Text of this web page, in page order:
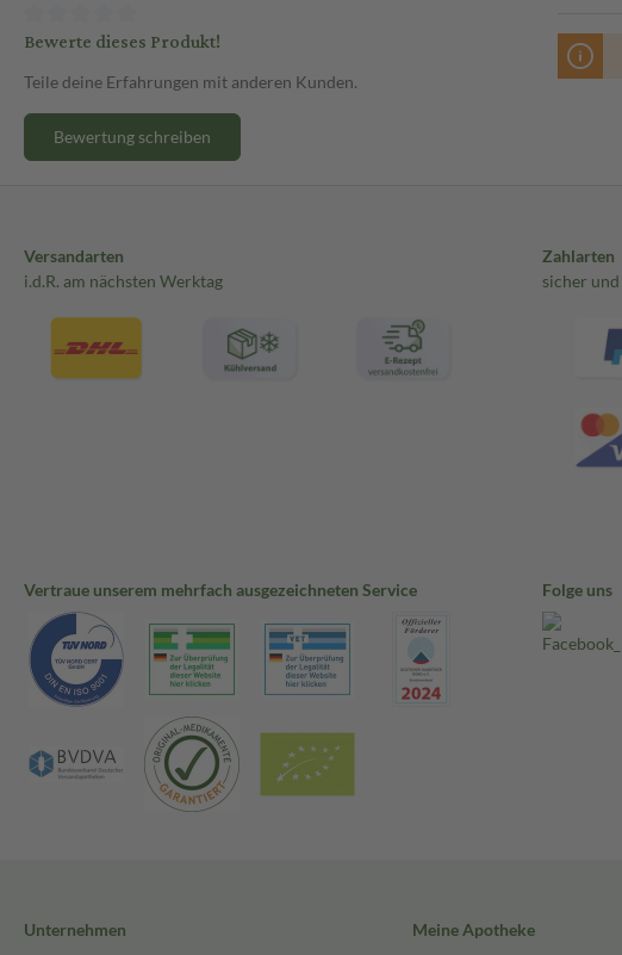
Bewerte dieses Produkt!
Teile deine Erfahrungen mit anderen Kunden.
Bewertung schreiben
Versandarten
i.d.R. am nächsten Werktag
Zahlarten
sicher
Vertraue unserem mehrfach ausgezeichneten Service Folge uns
Unternehmen
Meine Apotheke